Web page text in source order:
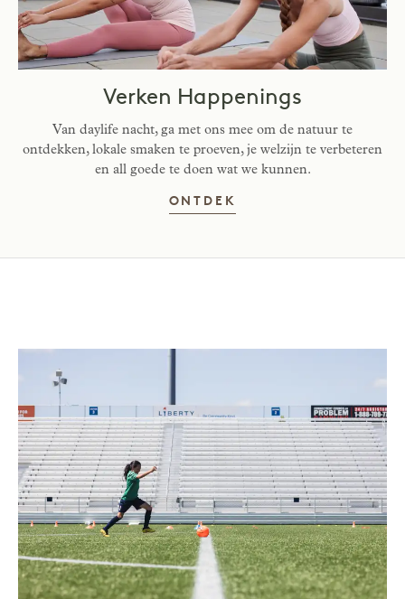
Verken Happenings
Van daylife nacht, ga met ons mee om de natuur te
ontdekken, lokale smaken te proeven, je welzijn te verbeteren
en all goede te doen wat we kunnen.
ONTDEK